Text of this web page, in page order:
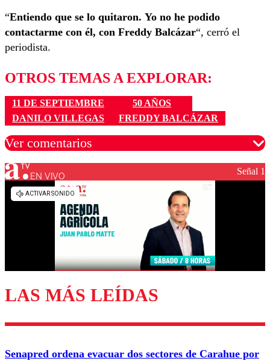
“Entiendo que se lo quitaron. Yo no he podido
contactarme con él, con Freddy Balcázar“, cerró el
periodista.
OTROS TEMAS A EXPLORAR:
11 DE SEPTIEMBRE
50 AÑOS
DANILO VILLEGAS
FREDDY BALCÁZAR
Ver comentarios
Los comentarios son moderados para garantizar un
diálogo respetuoso.
Enviar comentario
EN VIVO Señal 1
LAS MÁS LEÍDAS
Senapred ordena evacuar dos sectores de Carahue por